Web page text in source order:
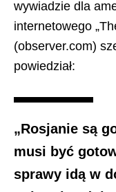
wywiadzie dla
internetowego
(observer.com)
powiedział:
„Rosjanie są
musi być
sprawy idą w